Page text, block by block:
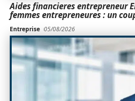
Aides financieres entrepreneur
femmes entrepreneures : un
Entreprise 05/08/2026